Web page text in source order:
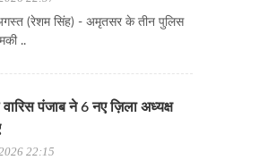
(रेशम सिंह) - अमृतसर के तीन पुलिस
..
पंजाब ने 6 नए ज़िला अध्यक्ष
22:15